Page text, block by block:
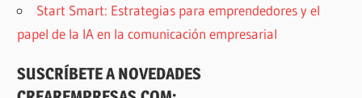
Start Smart: Estrategias para emprendedores y el
papel de la IA en la comunicación empresarial
SUSCRÍBETE A NOVEDADES